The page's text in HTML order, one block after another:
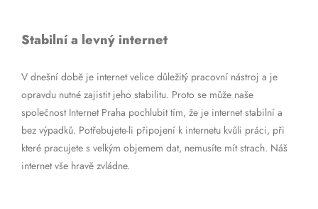
Stabilní a levný internet
V dnešní době je internet velice důležitý pracovní nástroj a je
opravdu nutné zajistit jeho stabilitu. Proto se může naše
společnost Internet Praha pochlubit tím, že je internet stabilní a
bez výpadků. Potřebujete-li připojení k internetu kvůli práci, při
které pracujete s velkým objemem dat, nemusíte mít strach. Náš
internet vše hravě zvládne.